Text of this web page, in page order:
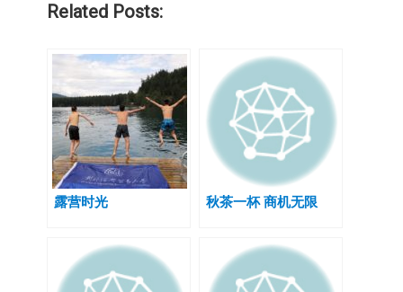
Related Posts:
露营时光 秋茶一杯 商机无限